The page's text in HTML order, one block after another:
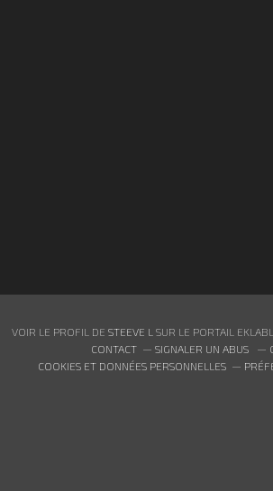
VOIR LE PROFIL DE STEEVE L SUR LE PORTAIL
CONTACT
SIGNALER UN ABUS
COOKIES ET DONNÉES PERSONNELLES